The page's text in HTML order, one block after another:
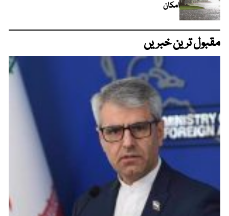
امکان
مقبول ترین خبریں